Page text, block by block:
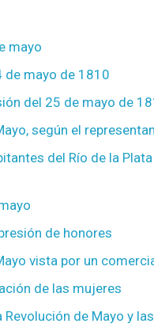
mayo
de mayo de 1810
del 25 de mayo de
según el
del Río de la
de honores
vista por un
de las mujeres
de Mayo y